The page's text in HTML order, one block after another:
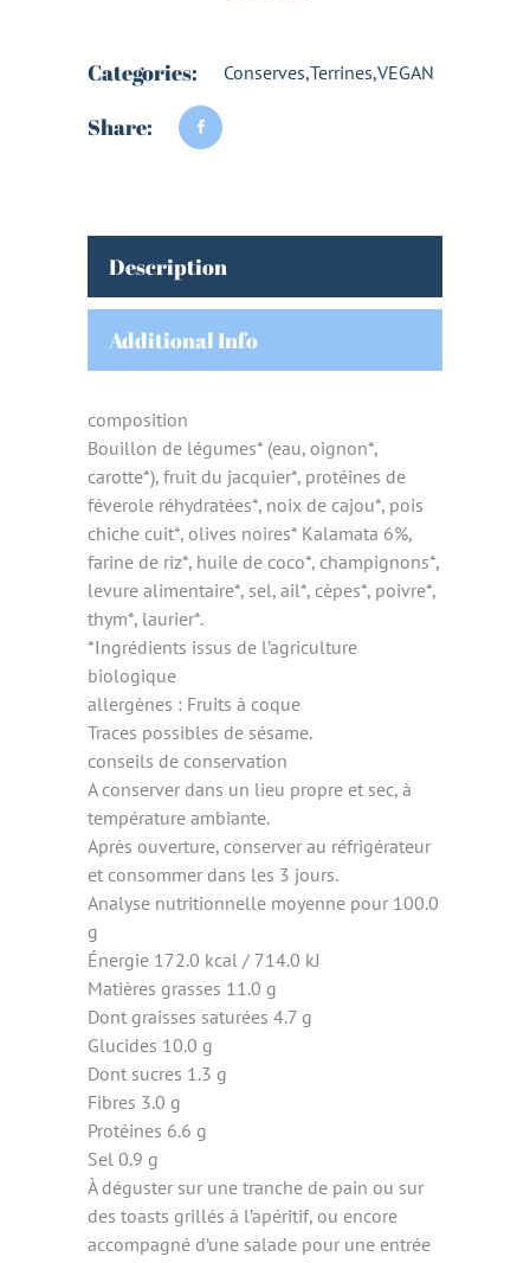
Categories: Conserves,Terrines,VEGAN
Share:
Description
Additional Info
composition
Bouillon de légumes* (eau, oignon*,
carotte*), fruit du jacquier*, protéines de
féverole réhydratées*, noix de cajou*, pois
chiche cuit*, olives noires* Kalamata 6%,
farine de riz*, huile de coco*, champignons*,
levure alimentaire*, sel, ail*, cèpes*, poivre*,
thym*, laurier*.
*Ingrédients issus de l’agriculture
biologique
allergènes : Fruits à coque
Traces possibles de sésame.
conseils de conservation
A conserver dans un lieu propre et sec, à
température ambiante.
Après ouverture, conserver au réfrigérateur
et consommer dans les 3 jours.
Analyse nutritionnelle moyenne pour 100.0
g
Énergie 172.0 kcal / 714.0 kJ
Matières grasses 11.0 g
Dont graisses saturées 4.7 g
Glucides 10.0 g
Dont sucres 1.3 g
Fibres 3.0 g
Protéines 6.6 g
Sel 0.9 g
À déguster sur une tranche de pain ou sur
des toasts grillés à l’apéritif, ou encore
accompagné d’une salade pour une entrée